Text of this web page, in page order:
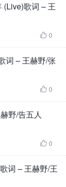
(Live)歌词 – 王
 0
词 – 王赫野/张
 0
野/告五人
 0
词 – 王赫野/王